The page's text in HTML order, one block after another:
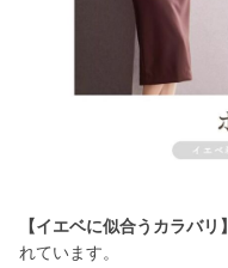
【イエベに似合うカラバリ】
れています。